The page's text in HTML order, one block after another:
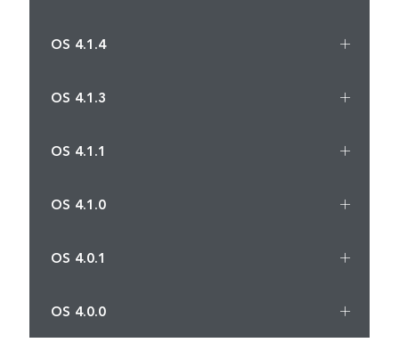
OS 4.1.4
OS 4.1.3
OS 4.1.1
OS 4.1.0
OS 4.0.1
OS 4.0.0